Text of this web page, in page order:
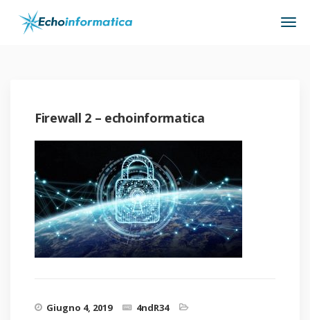
Firewall 2 – echoinformatica
Giugno 4, 2019 4ndR34